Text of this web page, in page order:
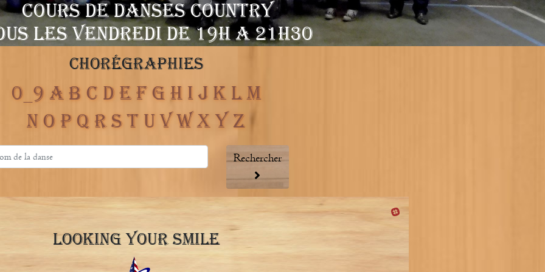
COURS DE DANSES COUNTRY
LES VENDREDI DE 19H A 21H30
CHORÉGRAPHIES
0_9 A B C D E FG H IJ K LM
N O P Q RST UVWXY Z
Rechercher
LOOKING YOUR SMILE